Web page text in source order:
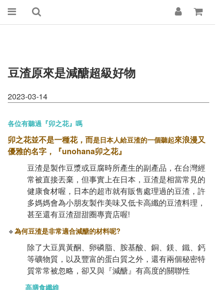
豆渣原來是減醣超級好物
2023-03-14
各位有聽過『卯之花』嗎
卯之花並不是一種花，而是日本人給豆渣的一個聽起來浪漫又
優雅的名字，『unohana卯之花』
豆渣是製作豆漿或豆腐時所產生的副產品，在台灣經
常被直接丟棄，但事實上在日本，豆渣是相當常見的
健康食材喔，日本的超市就有販售處理過的豆渣，許
多媽媽會為小朋友製作美味又低卡高纖的豆渣料理，
甚至還有豆渣甜甜圈專賣店喔!
🔹為何豆渣是非常適合減醣的材料呢?
除了大豆異黃酮、卵磷脂、胺基酸、銅、鎂、鐵、鈣
等礦物質，以及豐富的蛋白質之外，還有兩個秘密特
質常常被忽略，卻又與『減醣』有高度的關聯性
高膳食纖維